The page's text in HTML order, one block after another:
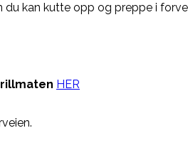
du kan kutte opp og preppe i
HER